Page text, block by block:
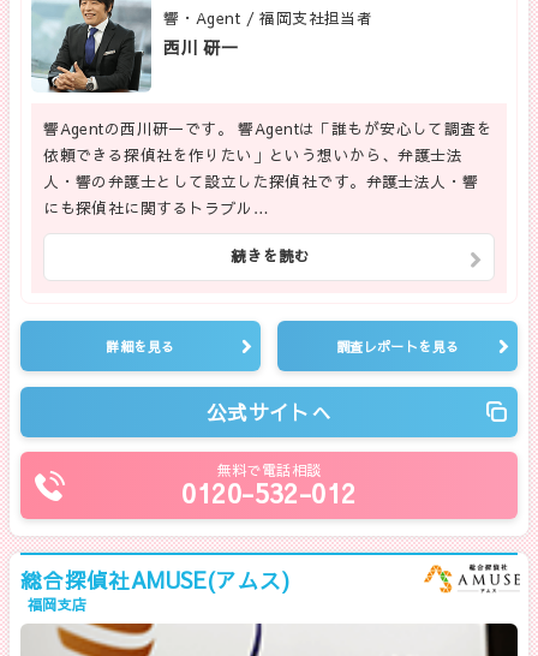
響・Agent / 福岡支社担当者
西川 研一
響Agentの西川研一です。 響Agentは「誰もが安心して調査を
依頼できる探偵社を作りたい」という想いから、弁護士法
人・響の弁護士として設立した探偵社です。弁護士法人・響
にも探偵社に関するトラブル…
続きを読む
詳細を見る 調査レポートを見る
公式サイトへ
無料で電話相談
0120-532-012
総合探偵社AMUSE(アムス)
福岡支店